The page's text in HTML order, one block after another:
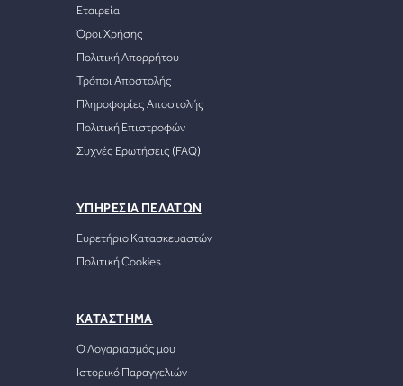
Εταιρεία
Όροι Χρήσης
Πολιτική Απορρήτου
Τρόποι Αποστολής
Πληροφορίες Αποστολής
Πολιτική Επιστροφών
Συχνές Ερωτήσεις (FAQ)
ΥΠΗΡΕΣΙΑ ΠΕΛΑΤΩΝ
Ευρετήριο Κατασκευαστών
Πολιτική Cookies
ΚΑΤΑΣΤΗΜΑ
Ο Λογαριασμός μου
Ιστορικό Παραγγελιών